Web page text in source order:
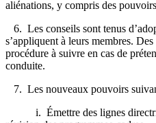
aliénations, y compris des
6. Les conseils sont tenus
s’appliquent à leurs membres.
procédure à suivre en cas de
conduite.
7. Les nouveaux pouvoirs
i. Émettre des lignes